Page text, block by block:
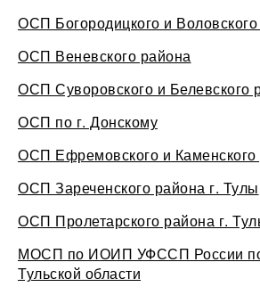
ОСП Богородицкого и
ОСП Веневского района
ОСП Суворовского и Белевского
ОСП по г. Донскому
ОСП Ефремовского и Каменского
ОСП Зареченского района г. Тулы
ОСП Пролетарского района г.
МОСП по ИОИП УФССП России
Тульской области